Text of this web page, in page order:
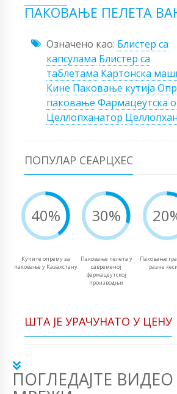
ПАКОВАЊЕ ПЕЛЕТА
Означено као: Блистер са
капсулама Блистер са
таблетама Картонска
Кине Паковање кутија
паковање Фармацеутска
Целлопханатор
ПОПУЛАР СЕАРЦХЕС
40%
Купите опрему за
паковање у Казахстану
30%
Паковање пелета у
савременој
фармацеутској
производњи
Паковање
разне
ШТА ЈЕ УРАЧУНАТО У ЦЕНУ
ПОГЛЕДАЈТЕ